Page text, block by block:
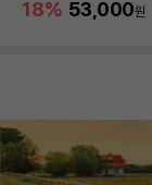
18% 53,000원